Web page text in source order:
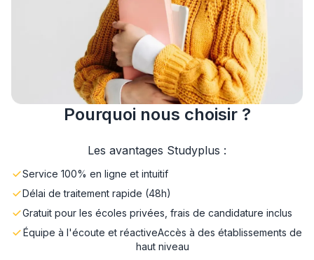
Pourquoi nous choisir ?
Les avantages Studyplus :
Service 100% en ligne et intuitif
Délai de traitement rapide (48h)
Gratuit pour les écoles privées, frais de candidature inclus
Équipe à l'écoute et réactiveAccès à des établissements de
haut niveau